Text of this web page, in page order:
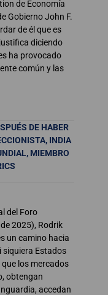
de Economía
Gobierno John F.
de él que es
diciendo
ha provocado
común y las
DE HABER
INDIA
MIEMBRO
del Foro
2025), Rodrik
un camino hacia
siquiera Estados
los mercados
obtengan
accedan